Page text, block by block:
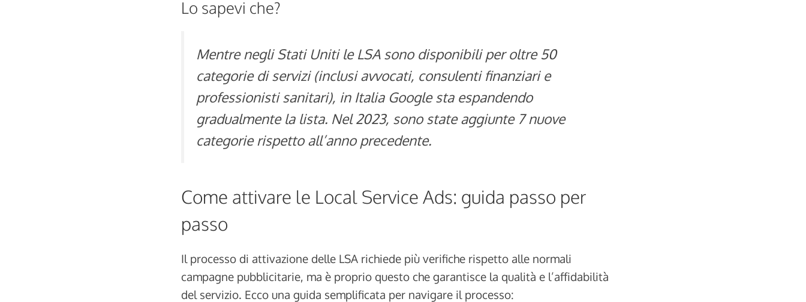
Lo sapevi che?
Mentre negli Stati Uniti le LSA sono disponibili per oltre 50
categorie di servizi (inclusi avvocati, consulenti finanziari e
professionisti sanitari), in Italia Google sta espandendo
gradualmente la lista. Nel 2023, sono state aggiunte 7 nuove
categorie rispetto all’anno precedente.
Come attivare le Local Service Ads: guida passo per
passo
Il processo di attivazione delle LSA richiede più verifiche rispetto alle normali
campagne pubblicitarie, ma è proprio questo che garantisce la qualità e l’affidabilità
del servizio. Ecco una guida semplificata per navigare il processo: